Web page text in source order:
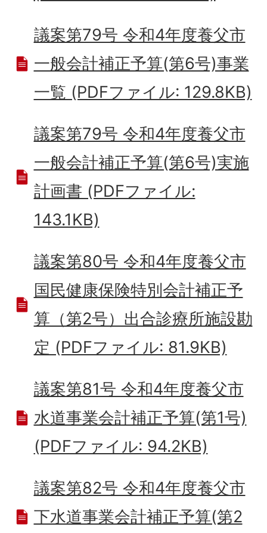
議案第79号 令和4年度養父市
一般会計補正予算(第6号)事業
一覧 (PDFファイル: 129.8KB)
議案第79号 令和4年度養父市
一般会計補正予算(第6号)実施
計画書 (PDFファイル:
143.1KB)
議案第80号 令和4年度養父市
国民健康保険特別会計補正予
算（第2号）出合診療所施設勘
定 (PDFファイル: 81.9KB)
議案第81号 令和4年度養父市
水道事業会計補正予算(第1号)
(PDFファイル: 94.2KB)
議案第82号 令和4年度養父市
下水道事業会計補正予算(第2